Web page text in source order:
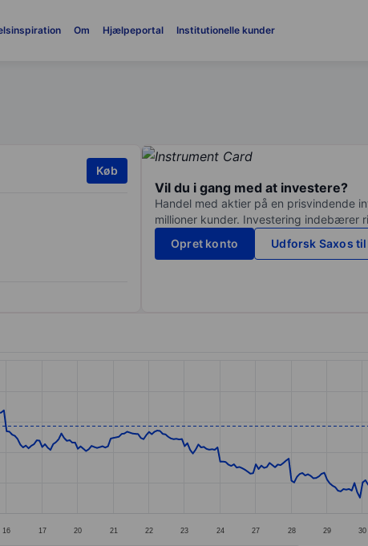
Om Hjælpeportal Institutionelle kunder
Køb
Vil du i gang med at investere?
Handel med aktier på en prisvindende
millioner kunder. Investering indebærer
Opret konto
Udforsk Saxos
ranges from 38.03 to 54.54.
16 17 20 21 22 23 24 27 28 29 30